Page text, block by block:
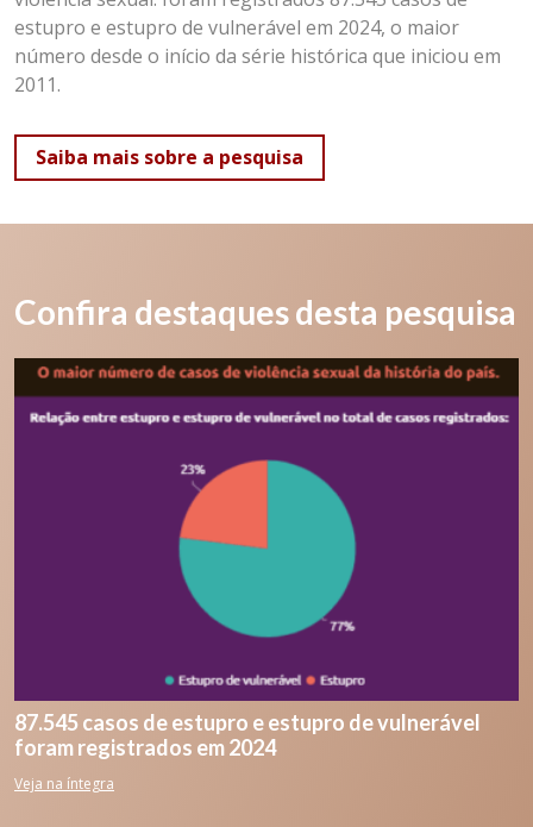
estupro e estupro de vulnerável em 2024, o maior
número desde o início da série histórica que iniciou em
2011.
Saiba mais sobre a pesquisa
Confira destaques desta pesquisa
87.545 casos de estupro e estupro de vulnerável
foram registrados em 2024
Veja na íntegra